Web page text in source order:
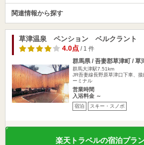
関連情報から探す
草津温泉 ペンション ベルクラント
4.0点/ 1 件
群馬県 / 吾妻郡草津町 / 草
群馬大津駅7.51km
JR吾妻線長野原草津口下車、
ーミナル
営業時間
入浴料金 ～
宿泊 スキー・スノボ
楽天トラベルの宿泊プラ